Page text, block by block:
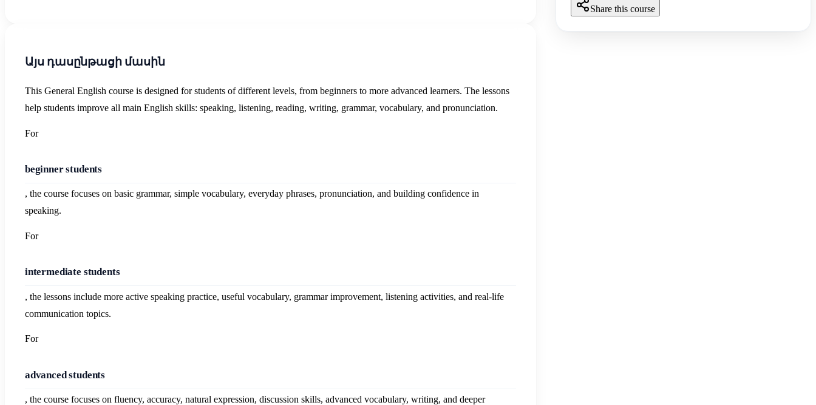
Այս դասընթացի մասին
This General English course is designed for students of different levels, from beginners to more advanced learners. The lessons
help students improve all main English skills: speaking, listening, reading, writing, grammar, vocabulary, and pronunciation.
For
beginner students
, the course focuses on basic grammar, simple vocabulary, everyday phrases, pronunciation, and building confidence in
speaking.
For
intermediate students
, the lessons include more active speaking practice, useful vocabulary, grammar improvement, listening activities, and real-life
communication topics.
For
advanced students
, the course focuses on fluency, accuracy, natural expression, discussion skills, advanced vocabulary, writing, and deeper
Share this course